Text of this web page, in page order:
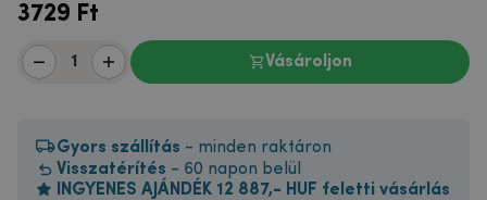
3729 Ft
Vásároljon
Gyors szállítás - minden raktáron
Visszatérítés - 60 napon belül
INGYENES AJÁNDÉK 12 887,- HUF feletti vásárlás